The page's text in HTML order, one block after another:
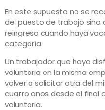
En este supuesto no se
del puesto de trabajo sino
reingreso cuando haya
categoría.
Un trabajador que haya
voluntaria en la misma
volver a solicitar otra del
cuatro años desde el final
voluntaria.